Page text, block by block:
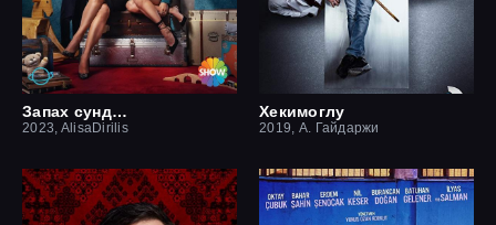
Запах сундука
2023, AlisaDirilis
Хекимоглу
2019, А. Гайдаржи